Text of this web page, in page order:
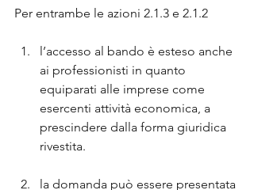
Per entrambe le azioni 2.1.3 e 2.1.2
l’accesso al bando è esteso anche
ai professionisti in quanto
equiparati alle imprese come
esercenti attività economica, a
prescindere dalla forma giuridica
rivestita.
la domanda può essere presentata